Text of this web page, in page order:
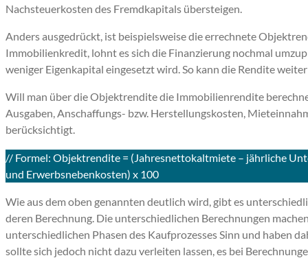
Nachsteuerkosten des Fremdkapitals übersteigen.
Anders ausgedrückt, ist beispielsweise die errechnete
Immobilienkredit, lohnt es sich die Finanzierung nochmal
weniger Eigenkapital eingesetzt wird. So kann die Rendite
Will man über die Objektrendite die Immobilienrendite
Ausgaben, Anschaffungs- bzw. Herstellungskosten,
berücksichtigt.
// Formel: Objektrendite = (Jahresnettokaltmiete – jährliche
und Erwerbsnebenkosten) x 100
Wie aus dem oben genannten deutlich wird, gibt es
deren Berechnung. Die unterschiedlichen Berechnungen
unterschiedlichen Phasen des Kaufprozesses Sinn und haben
sollte sich jedoch nicht dazu verleiten lassen, es bei